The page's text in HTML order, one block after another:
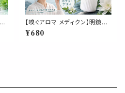
【嗅ぐアロマ メディクン】明鏡止
水 瞑想｜アガーウッド ラベンダ
ー ペパーミント クローブ 深く静
¥680